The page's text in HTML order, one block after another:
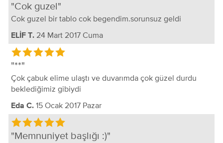
Cok guzel
Cok guzel bir tablo cok begendim.sorunsuz geldi
ELİF T. 24 Mart 2017 Cuma
**
Çok çabuk elime ulaştı ve duvarımda çok güzel durdu
beklediğimiz gibiydi
Eda C. 15 Ocak 2017 Pazar
Memnuniyet başlığı :)